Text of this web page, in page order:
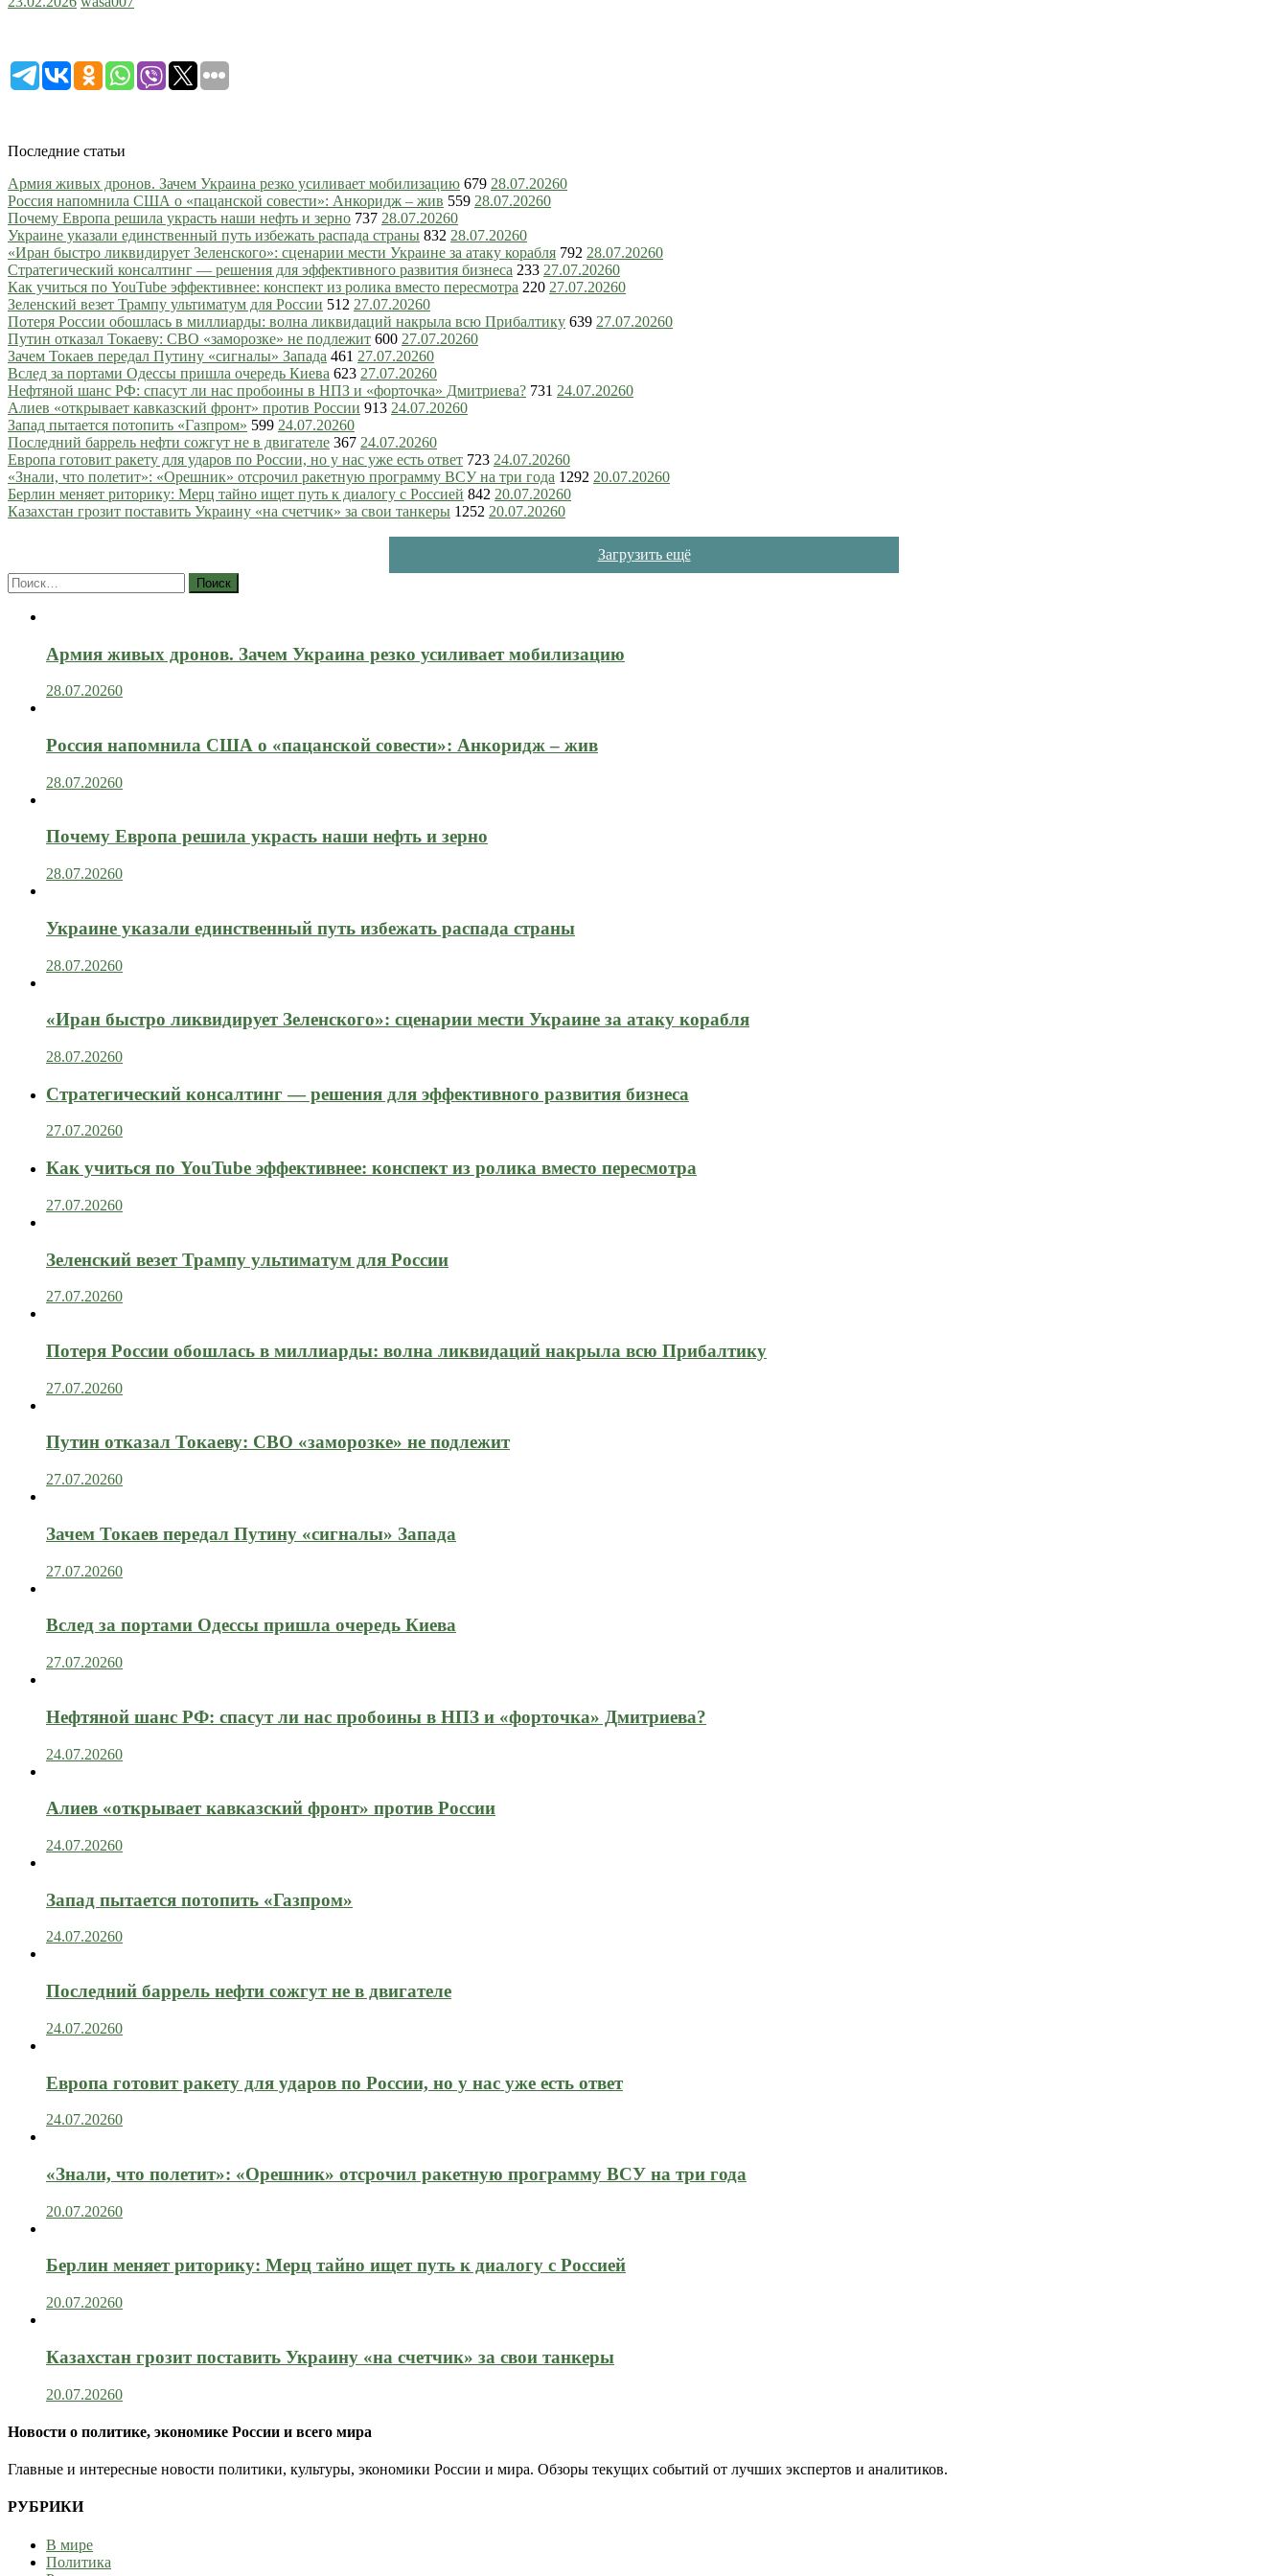
Последние статьи
Армия живых дронов. Зачем Украина резко усиливает мобилизацию 679 28.07.20260
Россия напомнила США о «пацанской совести»: Анкоридж – жив 559 28.07.20260
Почему Европа решила украсть наши нефть и зерно 737 28.07.20260
Украине указали единственный путь избежать распада страны 832 28.07.20260
«Иран быстро ликвидирует Зеленского»: сценарии мести Украине за атаку корабля 792 28.07.20260
Стратегический консалтинг — решения для эффективного развития бизнеса 233 27.07.20260
Как учиться по YouTube эффективнее: конспект из ролика вместо пересмотра 220 27.07.20260
Зеленский везет Трампу ультиматум для России 512 27.07.20260
Потеря России обошлась в миллиарды: волна ликвидаций накрыла всю Прибалтику 639 27.07.20260
Путин отказал Токаеву: СВО «заморозке» не подлежит 600 27.07.20260
Зачем Токаев передал Путину «сигналы» Запада 461 27.07.20260
Вслед за портами Одессы пришла очередь Киева 623 27.07.20260
Нефтяной шанс РФ: спасут ли нас пробоины в НПЗ и «форточка» Дмитриева? 731 24.07.20260
Алиев «открывает кавказский фронт» против России 913 24.07.20260
Запад пытается потопить «Газпром» 599 24.07.20260
Последний баррель нефти сожгут не в двигателе 367 24.07.20260
Европа готовит ракету для ударов по России, но у нас уже есть ответ 723 24.07.20260
«Знали, что полетит»: «Орешник» отсрочил ракетную программу ВСУ на три года 1292 20.07.20260
Берлин меняет риторику: Мерц тайно ищет путь к диалогу с Россией 842 20.07.20260
Казахстан грозит поставить Украину «на счетчик» за свои танкеры 1252 20.07.20260
Загрузить ещё
Найти:
Армия живых дронов. Зачем Украина резко усиливает мобилизацию
28.07.20260
Россия напомнила США о «пацанской совести»: Анкоридж – жив
28.07.20260
Почему Европа решила украсть наши нефть и зерно
28.07.20260
Украине указали единственный путь избежать распада страны
28.07.20260
«Иран быстро ликвидирует Зеленского»: сценарии мести Украине за атаку корабля
28.07.20260
Стратегический консалтинг — решения для эффективного развития бизнеса
27.07.20260
Как учиться по YouTube эффективнее: конспект из ролика вместо пересмотра
27.07.20260
Зеленский везет Трампу ультиматум для России
27.07.20260
Потеря России обошлась в миллиарды: волна ликвидаций накрыла всю Прибалтику
27.07.20260
Путин отказал Токаеву: СВО «заморозке» не подлежит
27.07.20260
Зачем Токаев передал Путину «сигналы» Запада
27.07.20260
Вслед за портами Одессы пришла очередь Киева
27.07.20260
Нефтяной шанс РФ: спасут ли нас пробоины в НПЗ и «форточка» Дмитриева?
24.07.20260
Алиев «открывает кавказский фронт» против России
24.07.20260
Запад пытается потопить «Газпром»
24.07.20260
Последний баррель нефти сожгут не в двигателе
24.07.20260
Европа готовит ракету для ударов по России, но у нас уже есть ответ
24.07.20260
«Знали, что полетит»: «Орешник» отсрочил ракетную программу ВСУ на три года
20.07.20260
Берлин меняет риторику: Мерц тайно ищет путь к диалогу с Россией
20.07.20260
Казахстан грозит поставить Украину «на счетчик» за свои танкеры
20.07.20260
Новости о политике, экономике России и всего мира
Главные и интересные новости политики, культуры, экономики России и мира. Обзоры текущих событий от лучших экспертов и аналитиков.
РУБРИКИ
В мире
Политика